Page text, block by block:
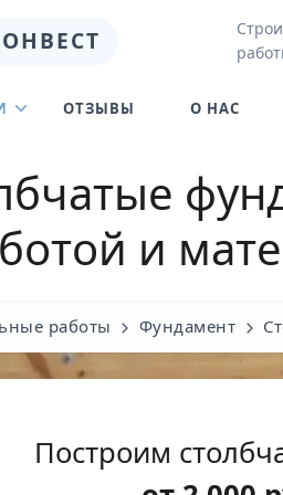
ОТЗЫВЫ О НАС
и
работы Фундамент
Построим